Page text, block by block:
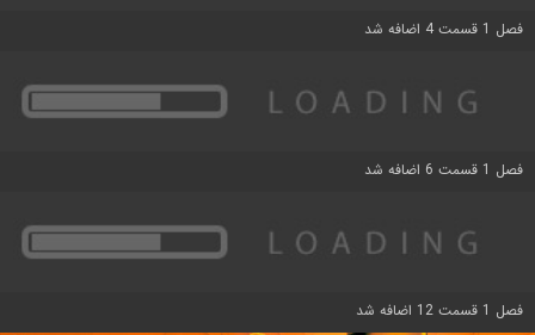
فصل 1 قسمت 4 اضافه شد
فصل 1 قسمت 6 اضافه شد
فصل 1 قسمت 12 اضافه شد